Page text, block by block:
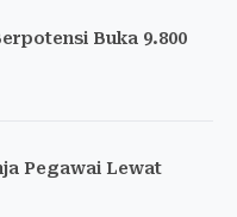
Buka 9.800
Pegawai Lewat